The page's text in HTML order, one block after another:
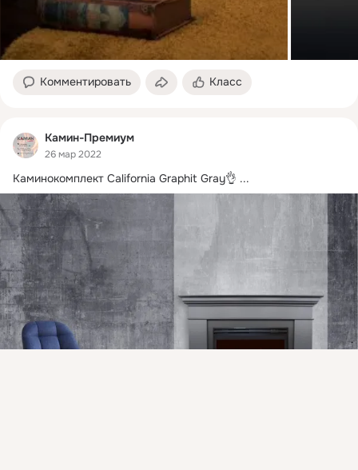
Комментировать Класс
Камин-Премиум
26 мар 2022
Каминокомплект California Graphit Gray👌 ...